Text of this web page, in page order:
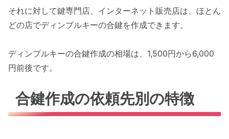
それに対して鍵専門店、インターネット販売店は、ほとん
どの店でディンプルキーの合鍵を作成できます。
ディンプルキーの合鍵作成の相場は、1,500円から6,000
円前後です。
合鍵作成の依頼先別の特徴